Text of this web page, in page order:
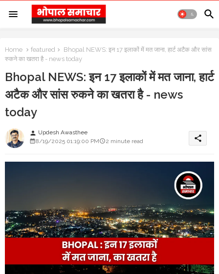
Home featured
Bhopal NEWS: इन 17 इलाकों में मत जाना, हार्ट अटैक और सांस
रुकने का खतरा है - news today
Bhopal NEWS: इन 17 इलाकों में मत जाना, हार्ट
अटैक और सांस रुकने का खतरा है - news
today
person Updesh Awasthee
8/19/2025 01:19:00 PM
2 minute read share